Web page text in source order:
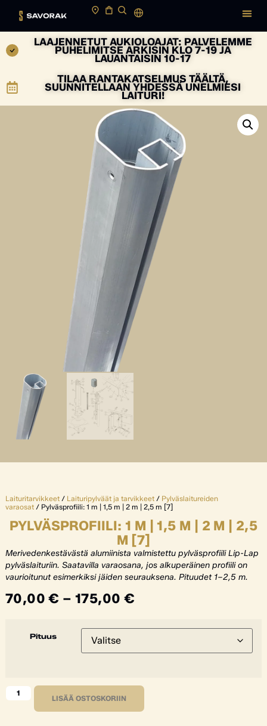
LAAJENNETUT AUKIOLOAJAT: PALVELEMME
PUHELIMITSE ARKISIN KLO 7-19 JA
LAUANTAISIN 10-17
TILAA RANTAKATSELMUS TÄÄLTÄ,
SUUNNITELLAAN YHDESSÄ UNELMIESI
LAITURI!
Laituritarvikkeet/ Laituripylväät ja tarvikkeet/ Pylväslaitureiden
varaosat/ Pylväsprofiili: 1 m | 1,5 m | 2 m | 2,5 m [7]
PYLVÄSPROFIILI: 1 M | 1,5 M | 2 M | 2,5
M [7]
Merivedenkestävästä alumiinista valmistettu pylväsprofiili Lip-Lap
pylväslaituriin. Saatavilla varaosana, jos alkuperäinen profiili on
vaurioitunut esimerkiksi jäiden seurauksena. Pituudet 1–2,5 m.
70,00€ – 175,00 €
Pituus
LISÄÄ OSTOSKORIIN